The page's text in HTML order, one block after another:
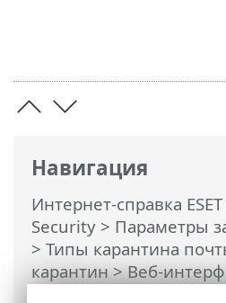
Навигация
Интернет-справка ESET
Security > Параметры
> Типы карантина
карантин>Веб-